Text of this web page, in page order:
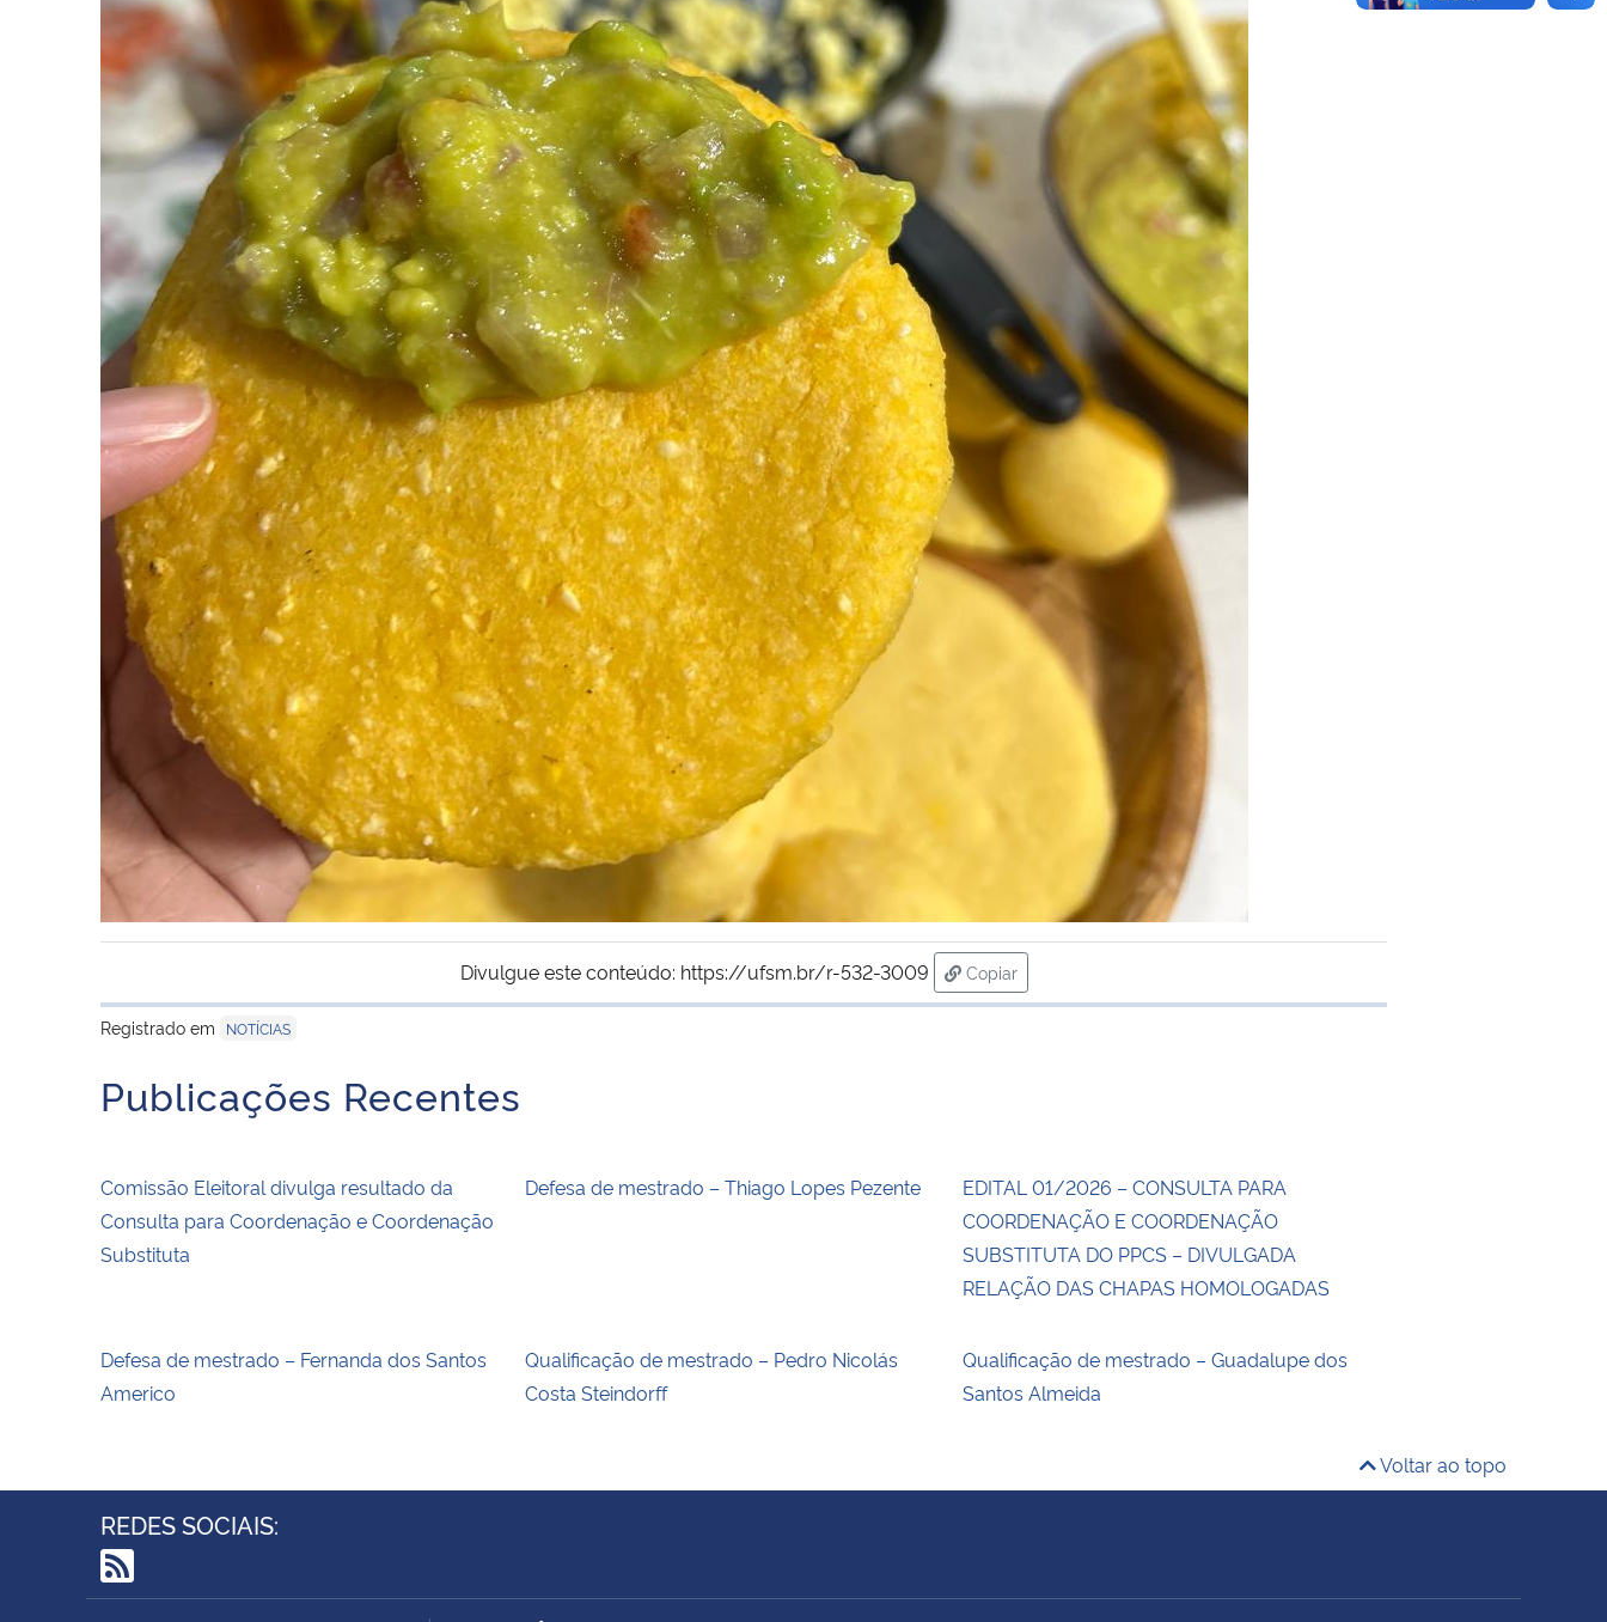
Divulgue este conteúdo: https://ufsm.br/r-532-3009
Copiar
para área de transferência
Registrado em
NOTÍCIAS
Publicações Recentes
Comissão Eleitoral divulga resultado da
Consulta para Coordenação e Coordenação
Substituta
Defesa de mestrado – Thiago Lopes Pezente
EDITAL 01/2026 – CONSULTA PARA
COORDENAÇÃO E COORDENAÇÃO
SUBSTITUTA DO PPCS – DIVULGADA
RELAÇÃO DAS CHAPAS HOMOLOGADAS
Defesa de mestrado – Fernanda dos Santos
Americo
Qualificação de mestrado – Pedro Nicolás
Costa Steindorff
Qualificação de mestrado – Guadalupe dos
Santos Almeida
Voltar ao topo
REDES SOCIAIS:
RSS